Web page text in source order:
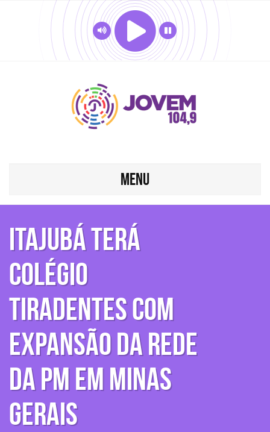
MENU
Itajubá terá
Colégio
Tiradentes com
expansão da rede
da PM em Minas
Gerais